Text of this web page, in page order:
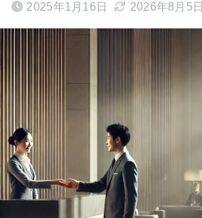
2025年1月16日 2026年8月5日